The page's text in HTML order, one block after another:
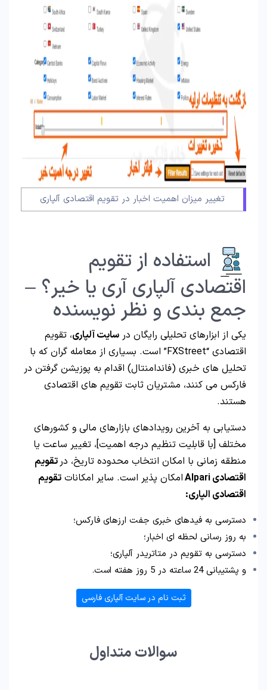
تغییر میزان اهمیت اخبار در تقویم اقتصادی آلپاری
استفاده از تقویم
اقتصادی آلپاری آری یا خیر؟ –
جمع بندی و نظر نویسنده
یکی از ابزارهای تحلیلی رایگان در سایت آلپاری، تقویم
اقتصادی “FXStreet” است. بسیاری از معامله گران که با
تحلیل های خبری (فاندامنتال) اقدام به پوزیشن گرفتن در
فارکس می کنند، مشتریان ثابت تقویم های اقتصادی
هستند.
دستیابی به آخرین رویدادهای بازارهای مالی و کشورهای
مختلف [با قابلیت تنظیم درجه اهمیت]، تغییر ساعت یا
منطقه زمانی با امکان انتخاب محدوده تاریخ، درتقویم
اقتصادی Alpari
امکان پذیر است. سایر امکانات تقویم
اقتصادی الپاری:
دسترسی به فیدهای خبری جفت ارزهای فارکس؛
به روز رسانی لحظه ای اخبار؛
دسترسی به تقویم در متاتریدر آلپاری؛
و پشتیبانی 24 ساعته در 5 روز هفته است.
ثبت نام در سایت آلپاری فارسی
سوالات متداول